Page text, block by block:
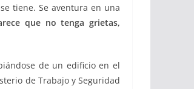
tiene. Se aventura en una
que no tenga grietas,
de un edificio en el
de Trabajo y Seguridad